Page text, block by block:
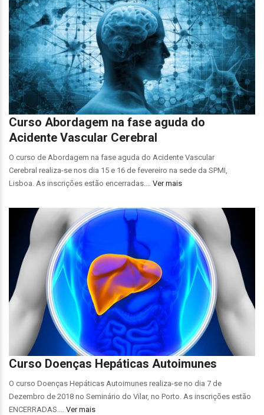
Curso Abordagem na fase aguda do
Acidente Vascular Cerebral
O curso de Abordagem na fase aguda do Acidente Vascular
Cerebral realiza-se nos dia 15 e 16 de fevereiro na sede da SPMI,
Lisboa. As inscrições estão encerradas.… Ver mais
Curso Doenças Hepáticas Autoimunes
O curso Doenças Hepáticas Autoimunes realiza-se no dia 7 de
Dezembro de 2018 no Seminário do Vilar, no Porto. As inscrições estão
ENCERRADAS.… Ver mais